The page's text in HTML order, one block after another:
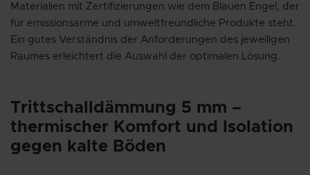
Materialien mit Zertifizierungen wie dem Blauen Engel, der
für emissionsarme und umweltfreundliche Produkte steht.
Ein gutes Verständnis der Anforderungen des jeweiligen
Raumes erleichtert die Auswahl der optimalen Lösung.
Trittschalldämmung 5 mm –
thermischer Komfort und Isolation
gegen kalte Böden